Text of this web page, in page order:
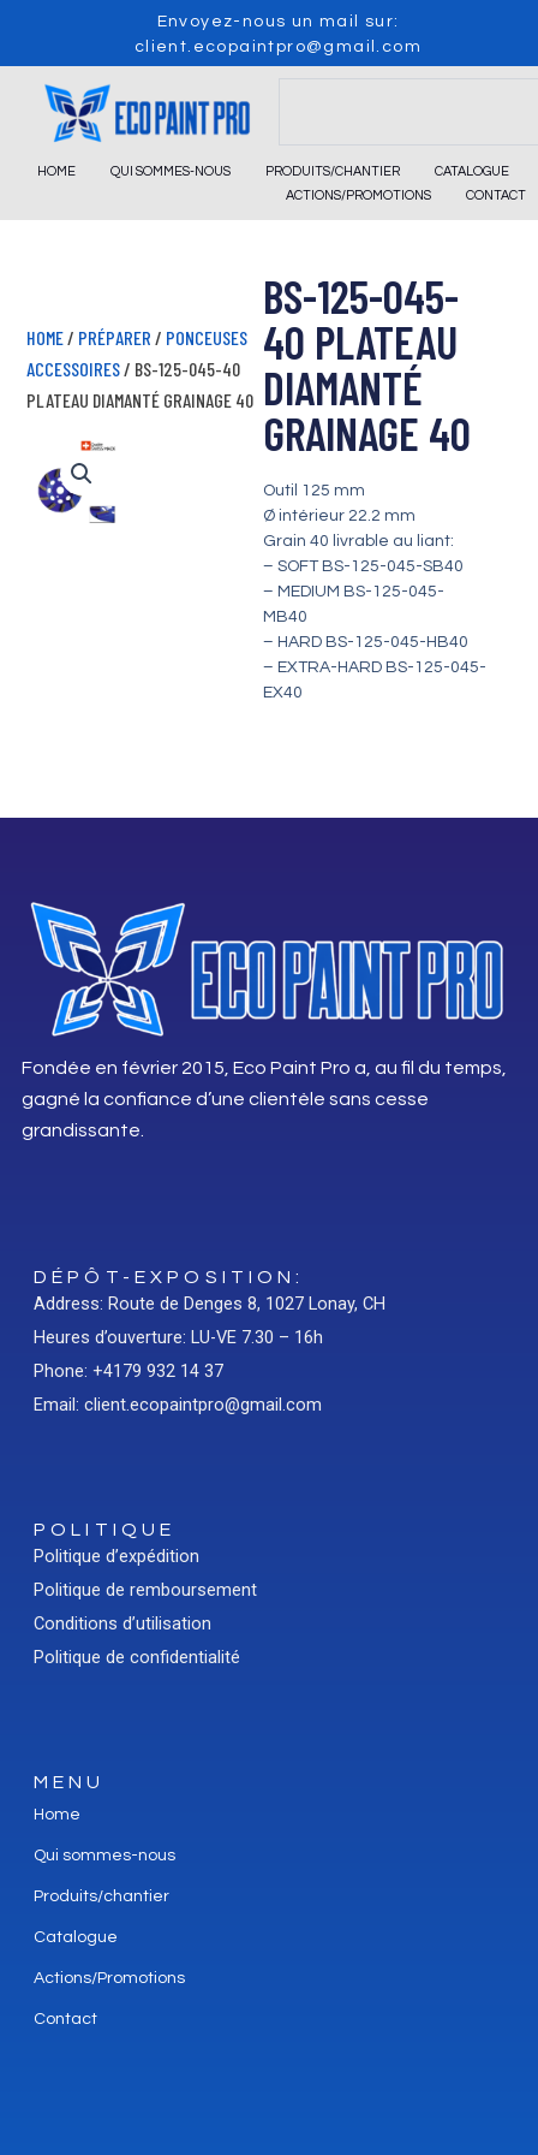
content
Envoyez-nous un mail sur:
client.ecopaintpro@gmail.com
HOME QUI SOMMES-NOUS PRODUITS/CHANTIER
CATALOGUE
ACTIONS/PROMOTIONS
CONTACT
BS-125-045-
40 PLATEAU
DIAMANTÉ
GRAINAGE 40
Outil 125 mm
Ø intérieur 22.2 mm
Grain 40 livrable au liant:
– SOFT BS-125-045-SB40
– MEDIUM BS-125-045-
MB40
– HARD BS-125-045-HB40
– EXTRA-HARD BS-125-045-
EX40
HOME / PRÉPARER / PONCEUSES
ACCESSOIRES / BS-125-045-40
PLATEAU DIAMANTÉ GRAINAGE 40
Fondée en février 2015, Eco Paint Pro a, au fil du temps,
gagné la confiance d’une clientèle sans cesse
grandissante.
DÉPÔT-EXPOSITION:
Address: Route de Denges 8, 1027 Lonay, CH
Heures d’ouverture: LU-VE 7.30 – 16h
Phone: +4179 932 14 37
Email: client.ecopaintpro@gmail.com
POLITIQUE
Politique d’expédition
Politique de remboursement
Conditions d’utilisation
Politique de confidentialité
MENU
Home
Qui sommes-nous
Produits/chantier
Catalogue
Actions/Promotions
Contact